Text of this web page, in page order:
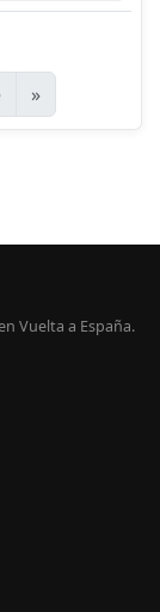
»
Vuelta a España.